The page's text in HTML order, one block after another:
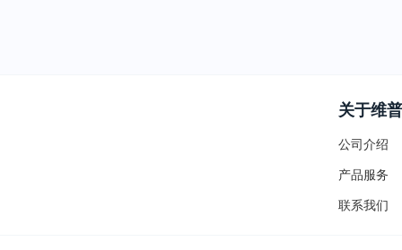
关于维普
公司介绍
产品服务
联系我们